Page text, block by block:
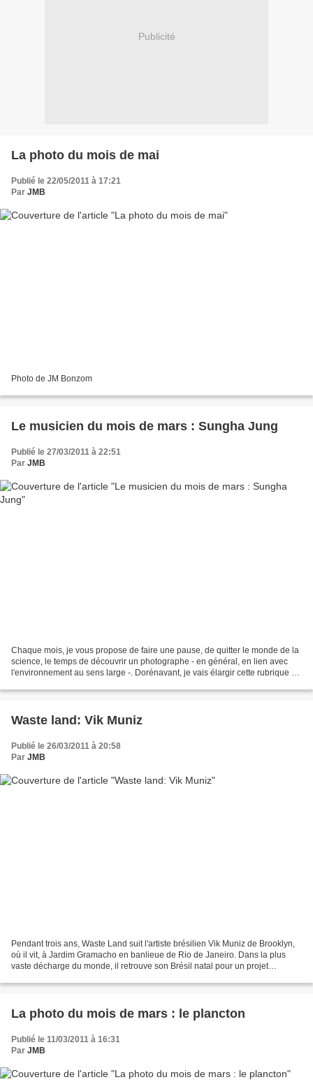
Publicité
La photo du mois de mai
Publié le 22/05/2011 à 17:21
Par JMB
Photo de JM Bonzom
Le musicien du mois de mars : Sungha Jung
Publié le 27/03/2011 à 22:51
Par JMB
Chaque mois, je vous propose de faire une pause, de quitter le monde de la
science, le temps de découvrir un photographe - en général, en lien avec
l'environnement au sens large -. Dorénavant, je vais élargir cette rubrique à
Waste land: Vik Muniz
Publié le 26/03/2011 à 20:58
Par JMB
Pendant trois ans, Waste Land suit l'artiste brésilien Vik Muniz de Brooklyn,
où il vit, à Jardim Gramacho en banlieue de Rio de Janeiro. Dans la plus
vaste décharge du monde, il retrouve son Brésil natal pour un projet
La photo du mois de mars : le plancton
Publié le 11/03/2011 à 16:31
Par JMB